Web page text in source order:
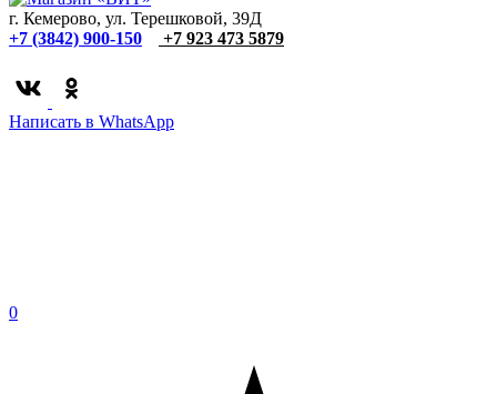
г. Кемерово, ул. Терешковой, 39Д
+7 (3842) 900-150
+7 923 473 5879
Написать в WhatsApp
0